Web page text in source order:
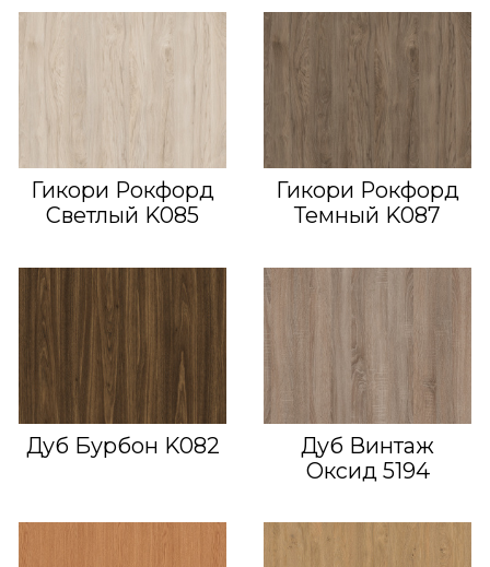
Гикори Рокфорд
Светлый K085
Гикори Рокфорд
Темный K087
Дуб Бурбон K082
Дуб Винтаж
Оксид 5194